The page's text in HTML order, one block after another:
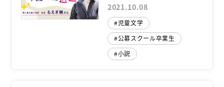
2021.10.08
児童文学
公募スクール卒業生
小説